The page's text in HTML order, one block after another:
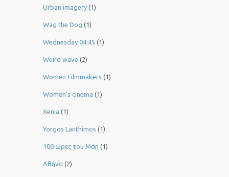
Urban imagery (1)
Wag the Dog (1)
Wednesday 04:45 (1)
Weird wave (2)
Women Filmmakers (1)
Women’s cinema (1)
Xenia (1)
Yorgos Lanthimos (1)
100 ώρες του Μάη (1)
Αθήνα (2)